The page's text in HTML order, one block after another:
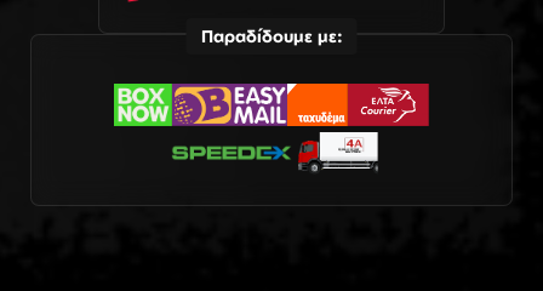
Παραδίδουμε με: